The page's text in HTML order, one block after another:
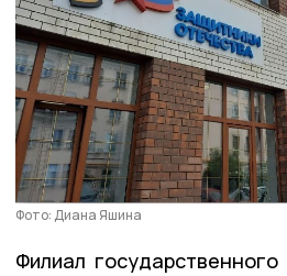
Фото: Диана Яшина
Филиал